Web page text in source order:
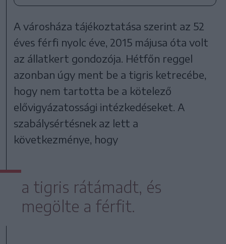
A városháza tájékoztatása szerint az 52
éves férfi nyolc éve, 2015 májusa óta volt
az állatkert gondozója. Hétfőn reggel
azonban úgy ment be a tigris ketrecébe,
hogy nem tartotta be a kötelező
elővigyázatossági intézkedéseket. A
szabálysértésnek az lett a
következménye, hogy
a tigris rátámadt, és
megölte a férfit.